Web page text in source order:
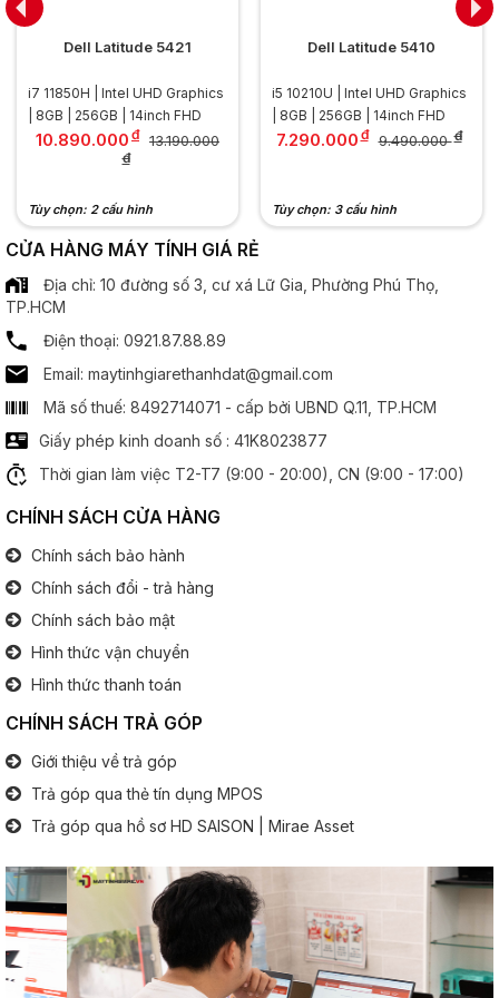
Màn hình
Kích thước:
.............................................................................................
Độ phân giải: FHD (1920 x 1080)
.............................................................................................
Tần số quét:
Công nghệ MH:Chống chói Anti Glare
Công nghệ IPS
Bộ xử lý đồ hoạ
Chipset đồ hoạ: Intel Iris Xe Graphics
Âm thanh
Speaker: 2 x Spearker
Cổng kết nối
Cổng giao tiếp:
1x USB 3.1
1x Jack tai nghe 3.5 mm
1x HDMI
2x Tyce C
1x Micro SD
Bàn phím số:
.............................................................................................
Đèn phím:Tùy Option
Thông tin pin: 6 Cell
Thông tin khác
Dell Latitude 5421
i7 11850H | Intel UHD Graphics
| 8GB | 256GB | 14inch FHD
10.890.000 đ 13.190.000
đ
Tùy chọn: 2 cấu hình
Dell Latitude 5410
i5 10210U | Intel UHD Graphics
| 8GB | 256GB | 14inch FHD
7.290.000 đ 9.490.000đ
Tùy chọn: 3 cấu hình
CỬA HÀNG MÁY TÍNH GIÁ RẺ
Địa chỉ: 10 đường số 3, cư xá Lữ Gia, Phường Phú Thọ,
TP.HCM
Điện thoại: 0921.87.88.89
Email: maytinhgiarethanhdat@gmail.com
Mã số thuế: 8492714071 - cấp bởi UBND Q.11, TP.HCM
Giấy phép kinh doanh số : 41K8023877
Thời gian làm việc T2-T7 (9:00 - 20:00), CN (9:00 - 17:00)
CHÍNH SÁCH CỬA HÀNG
Chính sách bảo hành
Chính sách đổi - trả hàng
Chính sách bảo mật
Hình thức vận chuyển
Hình thức thanh toán
CHÍNH SÁCH TRẢ GÓP
Giới thiệu về trả góp
Trả góp qua thẻ tín dụng MPOS
Trả góp qua hồ sơ HD SAISON | Mirae Asset